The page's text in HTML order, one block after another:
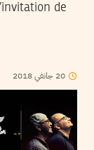
de
20 جانفي2018